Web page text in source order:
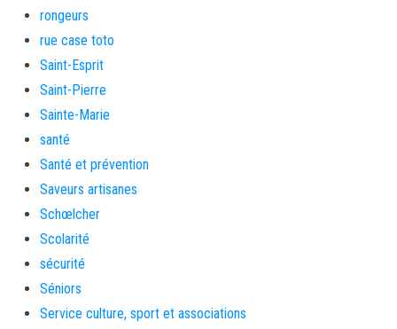
rongeurs
rue case toto
Saint-Esprit
Saint-Pierre
Sainte-Marie
santé
Santé et prévention
Saveurs artisanes
Schœlcher
Scolarité
sécurité
Séniors
Service culture, sport et associations